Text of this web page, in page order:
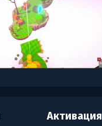
Активация